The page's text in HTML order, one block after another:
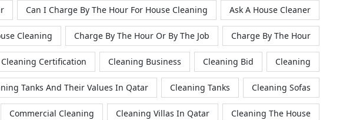
Ask A House Cleaner
Can I Charge By The Hour For House Cleaning
Charge By The Hour
Charge By The Hour Or By The Job
Cleaning
Cleaning
Cleaning Bid
Cleaning Business
Cleaning Certification
Cleaning Sofas
Cleaning Tanks
Tanks And Their Values In Qatar
Cleaning The House
Cleaning Villas In Qatar
Commercial Cleaning